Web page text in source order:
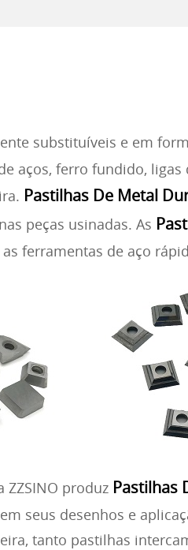
substituíveis e em
aços, ferro fundido, ligas
Pastilhas De Metal
peças usinadas. As
ferramentas de aço
ZZSINO produz Pastilhas
seus desenhos e
tanto pastilhas